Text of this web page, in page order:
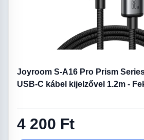
Joyroom S-A16 Pro Prism
USB-C kábel kijelzővel 1.2m -
4 200 Ft